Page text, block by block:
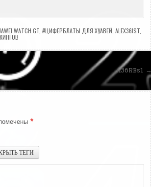
WATCH GT ,#ЦИФЕРБЛАТЫ ДЛЯ ХУАВЕЙ ,ALEX36IST
A36RBs1 →
*
ТЕГИ